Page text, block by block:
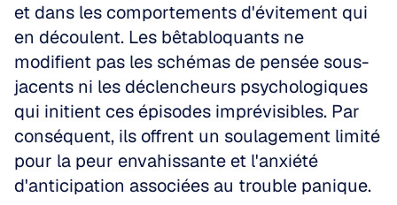
et dans les comportements d'évitement qui
en découlent. Les bêtabloquants ne
modifient pas les schémas de pensée sous-
jacents ni les déclencheurs psychologiques
qui initient ces épisodes imprévisibles. Par
conséquent, ils offrent un soulagement limité
pour la peur envahissante et l'anxiété
d'anticipation associées au trouble panique.